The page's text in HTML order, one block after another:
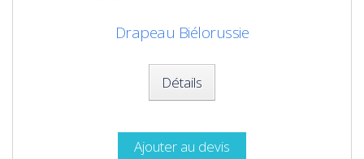
Drapeau Biélorussie
Détails
Ajouter au devis